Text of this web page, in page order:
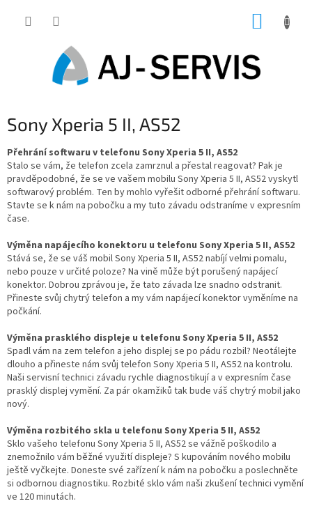
Sony Xperia 5 II, AS52
Přehrání softwaru v telefonu Sony Xperia 5 II, AS52
Stalo se vám, že telefon zcela zamrznul a přestal reagovat? Pak je
pravděpodobné, že se ve vašem mobilu Sony Xperia 5 II, AS52 vyskytl
softwarový problém. Ten by mohlo vyřešit odborné přehrání softwaru.
Stavte se k nám na pobočku a my tuto závadu odstraníme v expresním
čase.
Výměna napájecího konektoru u telefonu Sony Xperia 5 II, AS52
Stává se, že se váš mobil Sony Xperia 5 II, AS52 nabíjí velmi pomalu,
nebo pouze v určité poloze? Na vině může být porušený napájecí
konektor. Dobrou zprávou je, že tato závada lze snadno odstranit.
Přineste svůj chytrý telefon a my vám napájecí konektor vyměníme na
počkání.
Výměna prasklého displeje u telefonu Sony Xperia 5 II, AS52
Spadl vám na zem telefon a jeho displej se po pádu rozbil? Neotálejte
dlouho a přineste nám svůj telefon Sony Xperia 5 II, AS52 na kontrolu.
Naši servisní technici závadu rychle diagnostikují a v expresním čase
prasklý displej vymění. Za pár okamžiků tak bude váš chytrý mobil jako
nový.
Výměna rozbitého skla u telefonu Sony Xperia 5 II, AS52
Sklo vašeho telefonu Sony Xperia 5 II, AS52 se vážně poškodilo a
znemožnilo vám běžné využití displeje? S kupováním nového mobilu
ještě vyčkejte. Doneste své zařízení k nám na pobočku a poslechněte
si odbornou diagnostiku. Rozbité sklo vám naši zkušení technici vymění
ve 120 minutách.